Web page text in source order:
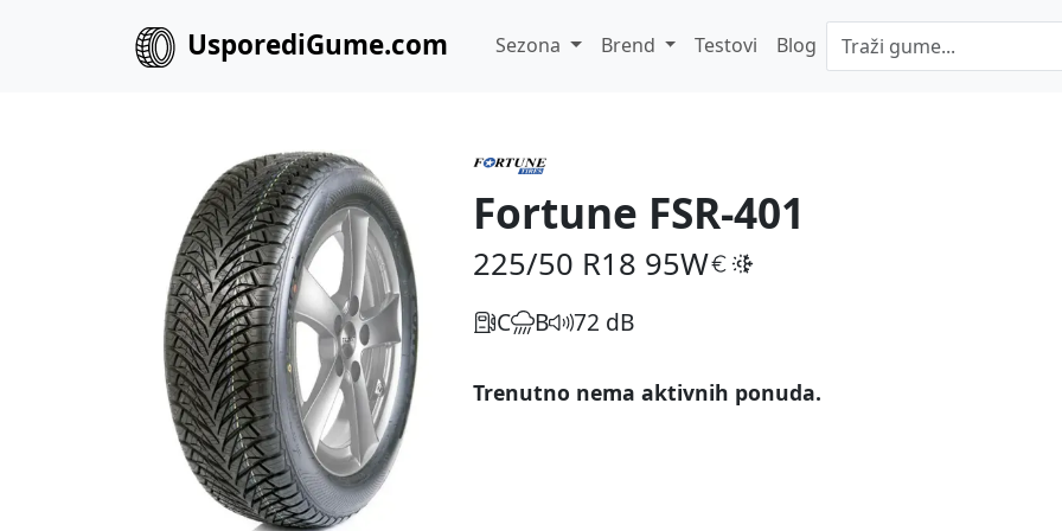
UsporediGume.com Sezona Brend Testovi Blog
Fortune FSR-401
225/50 R18 95W
C B 72 dB
Trenutno nema aktivnih ponuda.